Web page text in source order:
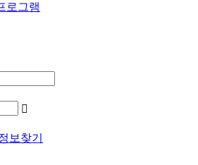
로그램
보찾기